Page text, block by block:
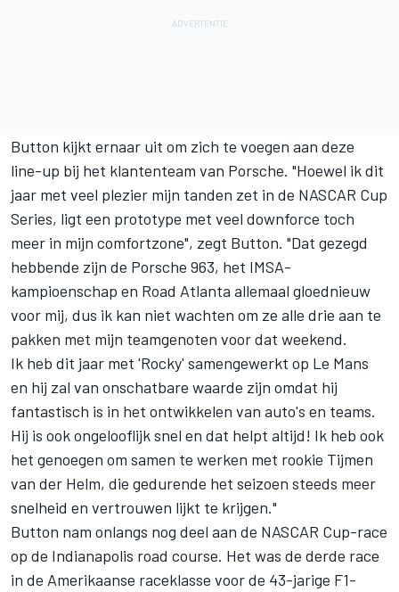
Button kijkt ernaar uit om zich te voegen aan deze
line-up bij het klantenteam van Porsche. "Hoewel ik dit
jaar met veel plezier mijn tanden zet in de NASCAR Cup
Series, ligt een prototype met veel downforce toch
meer in mijn comfortzone", zegt Button. "Dat gezegd
hebbende zijn de Porsche 963, het IMSA-
kampioenschap en Road Atlanta allemaal gloednieuw
voor mij, dus ik kan niet wachten om ze alle drie aan te
pakken met mijn teamgenoten voor dat weekend.
Ik heb dit jaar met 'Rocky' samengewerkt op Le Mans
en hij zal van onschatbare waarde zijn omdat hij
fantastisch is in het ontwikkelen van auto's en teams.
Hij is ook ongelooflijk snel en dat helpt altijd! Ik heb ook
het genoegen om samen te werken met rookie Tijmen
van der Helm, die gedurende het seizoen steeds meer
snelheid en vertrouwen lijkt te krijgen."
Button nam onlangs nog deel aan de NASCAR Cup-race
op de Indianapolis road course. Het was de derde race
in de Amerikaanse raceklasse voor de 43-jarige F1-